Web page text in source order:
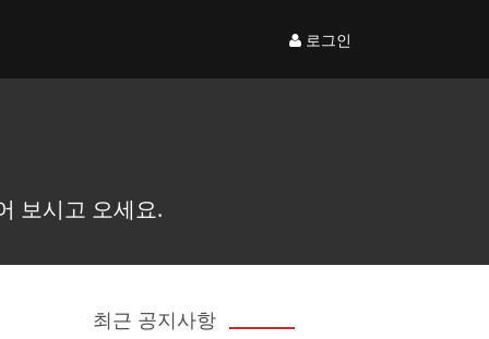
로그인
보시고 오세요.
최근 공지사항